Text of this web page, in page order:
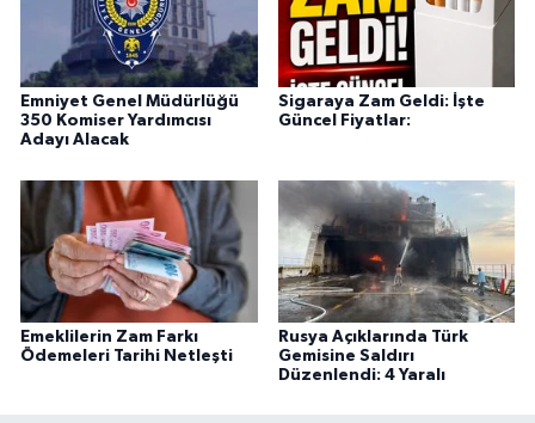
Emniyet Genel Müdürlüğü
350 Komiser Yardımcısı
Adayı Alacak
Sigaraya Zam Geldi: İşte
Güncel Fiyatlar:
Emeklilerin Zam Farkı
Ödemeleri Tarihi Netleşti
Rusya Açıklarında Türk
Gemisine Saldırı
Düzenlendi: 4 Yaralı